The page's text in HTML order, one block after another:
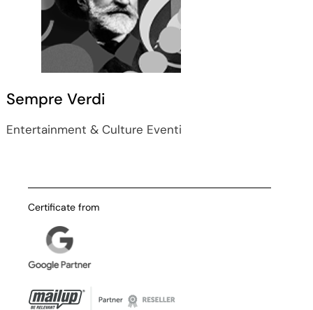
Sempre Verdi
Entertainment & Culture Eventi
Certificate from